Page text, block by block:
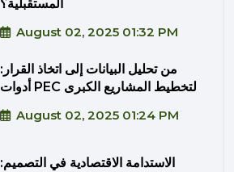
المستقبلية؟
August 02, 2025 01:32 PM
من تحليل البيانات إلى اتخاذ القرار:
أدوات PEC لتخطيط المشاريع الكبرى
August 02, 2025 01:24 PM
الاستدامة الاقتصادية في التصميم: